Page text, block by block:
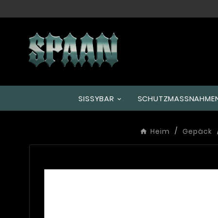
SISSYBAR SCHUTZMASSNAHMEN
Heim Gepäck